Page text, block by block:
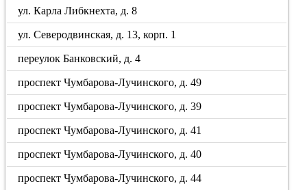
ул. Карла Либкнехта, д. 8
ул. Северодвинская, д. 13, корп. 1
переулок Банковский, д. 4
проспект Чумбарова-Лучинского, д. 49
проспект Чумбарова-Лучинского, д. 39
проспект Чумбарова-Лучинского, д. 41
проспект Чумбарова-Лучинского, д. 40
проспект Чумбарова-Лучинского, д. 44